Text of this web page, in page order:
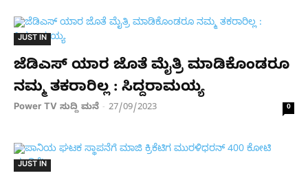
JUST IN
ಜೆಡಿಎಸ್ ಯಾರ ಜೊತೆ ಮೈತ್ರಿ ಮಾಡಿಕೊಂಡರೂ
ನಮ್ಮ ತಕರಾರಿಲ್ಲ : ಸಿದ್ದರಾಮಯ್ಯ
Power TV ಸುದ್ದಿ ಮನೆ - 27/09/2023 0
JUST IN